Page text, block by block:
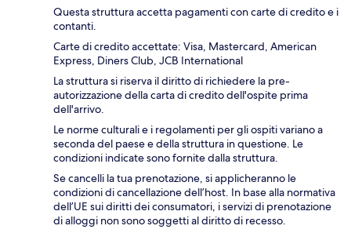
Questa struttura accetta pagamenti con carte di credito e i
contanti.
Carte di credito accettate: Visa, Mastercard, American
Express, Diners Club, JCB International
La struttura si riserva il diritto di richiedere la pre-
autorizzazione della carta di credito dell'ospite prima
dell'arrivo.
Le norme culturali e i regolamenti per gli ospiti variano a
seconda del paese e della struttura in questione. Le
condizioni indicate sono fornite dalla struttura.
Se cancelli la tua prenotazione, si applicheranno le
condizioni di cancellazione dell’host. In base alla normativa
dell’UE sui diritti dei consumatori, i servizi di prenotazione
di alloggi non sono soggetti al diritto di recesso.